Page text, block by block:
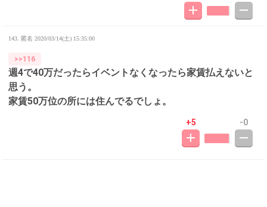
143. 匿名 2020/03/14(土) 15:35:00
>>116
週4で40万だったらイベントなくなったら家賃払えないと
思う。
家賃50万位の所には住んでるでしょ。
+5 -0